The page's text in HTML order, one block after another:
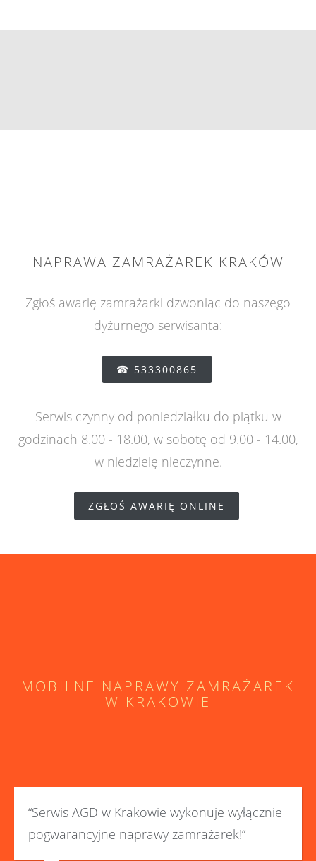
NAPRAWA ZAMRAŻAREK KRAKÓW
Zgłoś awarię zamrażarki dzwoniąc do naszego
dyżurnego serwisanta:
☎ 533300865
Serwis czynny od poniedziałku do piątku w
godzinach 8.00 - 18.00, w sobotę od 9.00 - 14.00,
w niedzielę nieczynne.
ZGŁOŚ AWARIĘ ONLINE
MOBILNE NAPRAWY ZAMRAŻAREK
W KRAKOWIE
“Serwis AGD w Krakowie wykonuje wyłącznie
pogwarancyjne naprawy zamrażarek!”